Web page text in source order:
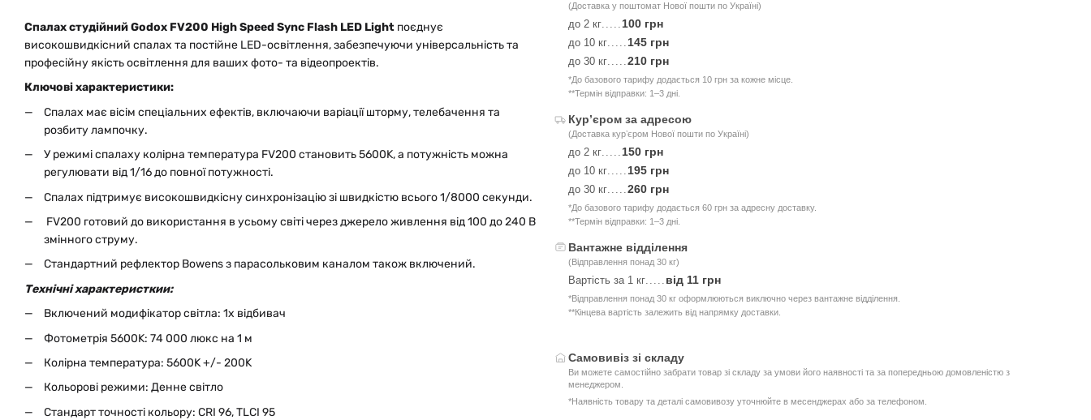
Спалах студійний Godox FV200 High Speed Sync Flash LED Light поєднує
високошвидкісний спалах та постійне LED-освітлення, забезпечуючи універсальність та
професійну якість освітлення для ваших фото- та відеопроектів.
Ключові характеристики:
Спалах має вісім спеціальних ефектів, включаючи варіації шторму, телебачення та
розбиту лампочку.
У режимі спалаху колірна температура FV200 становить 5600K, а потужність можна
регулювати від 1/16 до повної потужності.
Спалах підтримує високошвидкісну синхронізацію зі швидкістю всього 1/8000 секунди.
FV200 готовий до використання в усьому світі через джерело живлення від 100 до 240 В
змінного струму.
Стандартний рефлектор Bowens з парасольковим каналом також включений.
Технічні характеристкии:
Включений модифікатор світла: 1x відбивач
Фотометрія 5600K: 74 000 люкс на 1 м
Колірна температура: 5600K +/- 200K
Кольорові режими: Денне світло
Стандарт точності кольору: CRI 96, TLCI 95
(Доставка у поштомат Нової пошти по Україні)
до 2 кг..... 100 грн
до 10 кг..... 145 грн
до 30 кг.....210 грн
*До базового тарифу додається 10 грн за кожне місце.
**Термін відправки: 1–3 дні.
Курʼєром за адресою
(Доставка курʼєром Нової пошти по Україні)
до 2 кг..... 150 грн
до 10 кг..... 195 грн
до 30 кг.....260 грн
*До базового тарифу додається 60 грн за адресну доставку.
**Термін відправки: 1–3 дні.
Вантажне відділення
(Відправлення понад 30 кг)
Вартість за 1 кг..... від 11 грн
*Відправлення понад 30 кг оформлюються виключно через вантажне відділення.
**Кінцева вартість залежить від напрямку доставки.
Самовивіз зі складу
Ви можете самостійно забрати товар зі складу за умови його наявності та за попередньою домовленістю з
менеджером.
*Наявність товару та деталі самовивозу уточнюйте в месенджерах або за телефоном.